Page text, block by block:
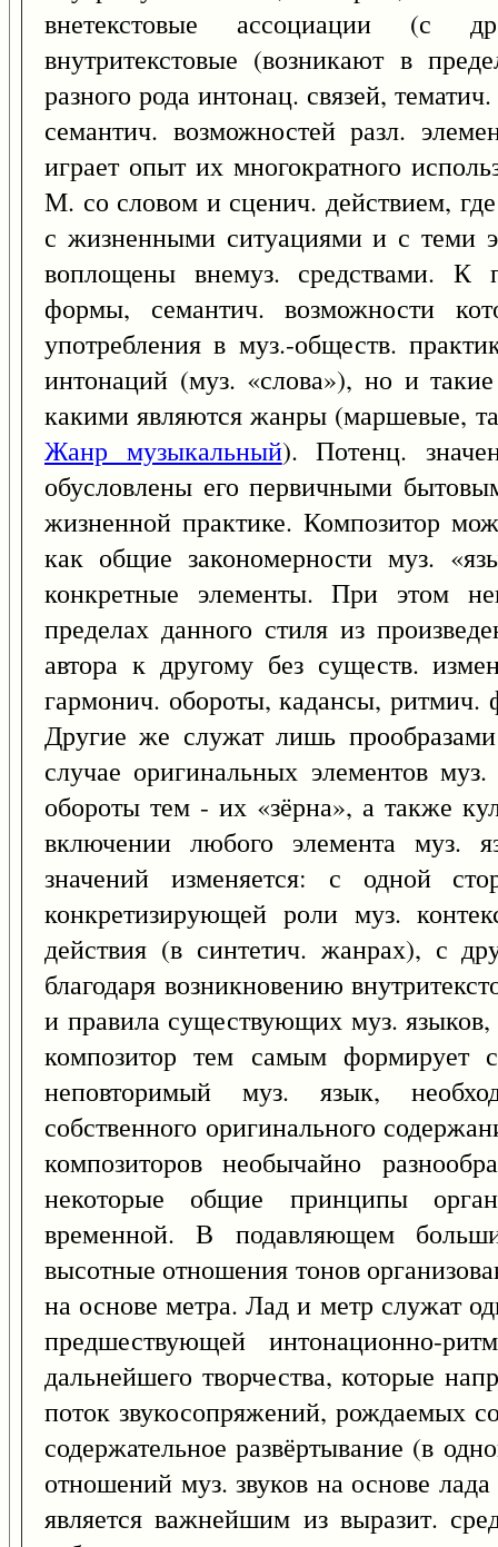
внетекстовые ассоциации (с
внутритекстовые (возникают в
разного рода интонац. связей,
семантич. возможностей разл.
играет опыт их многократного
М. со словом и сценич. действием,
с жизненными ситуациями и с теми
воплощены внемуз. средствами. К
формы, семантич. возможности
употребления в муз.-обществ.
интонаций (муз. «слова»), но и
какими являются жанры (маршевые,
Жанр музыкальный). Потенц.
обусловлены его первичными
жизненной практике. Композитор
как общие закономерности муз.
конкретные элементы. При этом
пределах данного стиля из
автора к другому без существ.
гармонич. обороты, кадансы,
Другие же служат лишь
случае оригинальных элементов
обороты тем - их «зёрна», а также
включении любого элемента муз.
значений изменяется: с одной
конкретизирующей роли муз.
действия (в синтетич. жанрах), с
благодаря возникновению
и правила существующих муз. языков,
композитор тем самым формирует
неповторимый муз. язык,
собственного оригинального
композиторов необычайно
некоторые общие принципы
временной. В подавляющем
высотные отношения тонов
на основе метра. Лад и метр служат
предшествующей интонационно-
дальнейшего творчества, которые
поток звукосопряжений, рождаемых
содержательное развёртывание (в
отношений муз. звуков на основе
является важнейшим из выразит.